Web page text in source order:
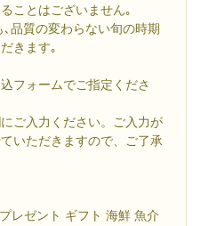
ことはございません｡
品質の変わらない旬の時期
きます｡
フォームでご指定くださ
ご入力ください。ご入力が
いただきますので、ご了承
レゼント ギフト 海鮮 魚介